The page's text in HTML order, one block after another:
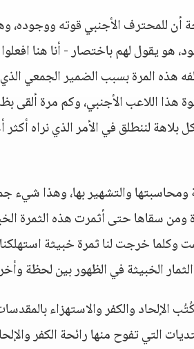
للمحترف الأجنبي قوته ووجوده،
هو يقول لهم باختصار - أنا هنا
هذه المرة بسبب الضمير الجمعي الذي
هذا اللاعب الأجنبي، وكم مرة ألقى
لننطلق في الأمر الذي نراه أكثر
ومحاسبتها والتشهير بها، وهذا شيء
سقاها حتى أثمرت هذه الثمرة
وكلما خرجت لنا ثمرة خبيثة استهلكنا
الخبيثة في الظهور بين لحظة
والكفر والاستهزاء
التي تفوح منها رائحة الكفر